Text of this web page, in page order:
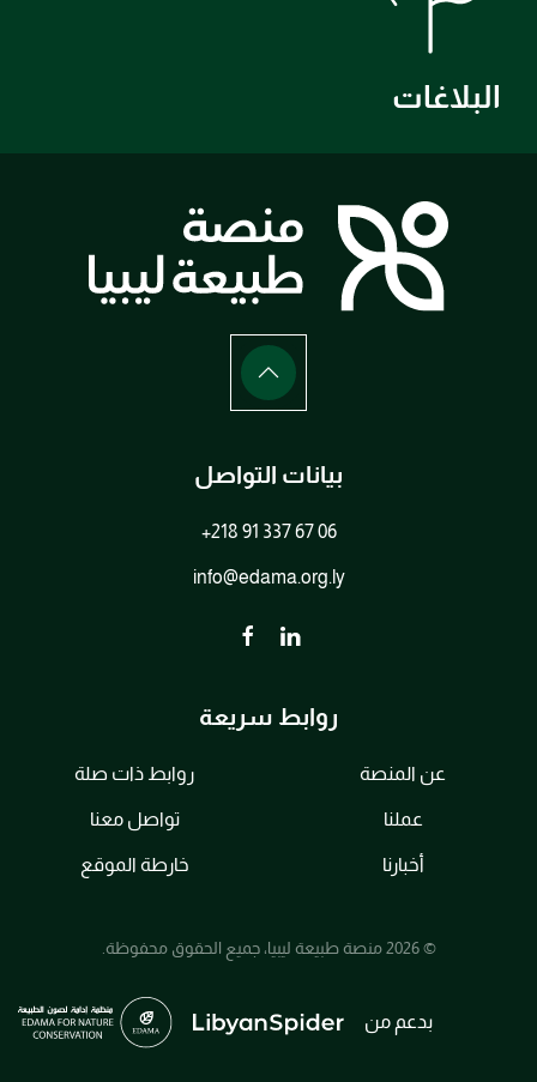
البلاغات
بيانات التواصل
+218 91 337 67 06
info@edama.org.ly
روابط سريعة
عن المنصة
عملنا
أخبارنا
روابط ذات صلة
تواصل معنا
خارطة الموقع
© 2026 منصة طبيعة ليبيا، جميع الحقوق محفوظة.
بدعم من